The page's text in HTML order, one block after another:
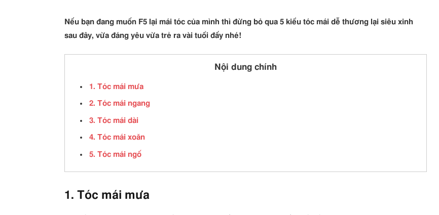
Nếu bạn đang muốn F5 lại mái tóc của mình thì đừng bỏ qua 5 kiểu tóc mái dễ thương lại siêu xinh
sau đây, vừa đáng yêu vừa trẻ ra vài tuổi đấy nhé!
Nội dung chính
1. Tóc mái mưa
2. Tóc mái ngang
3. Tóc mái dài
4. Tóc mái xoăn
5. Tóc mái ngố
1. Tóc mái mưa